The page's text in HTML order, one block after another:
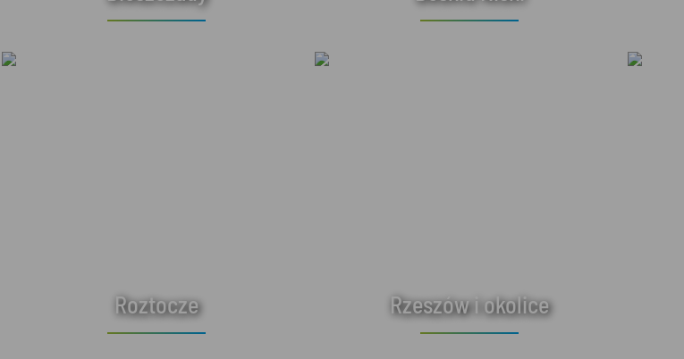
Roztocze Rzeszów i okolice